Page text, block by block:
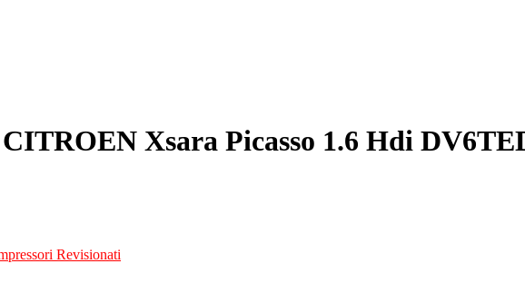
Xsara Picasso 1.6 Hdi
Revisionati